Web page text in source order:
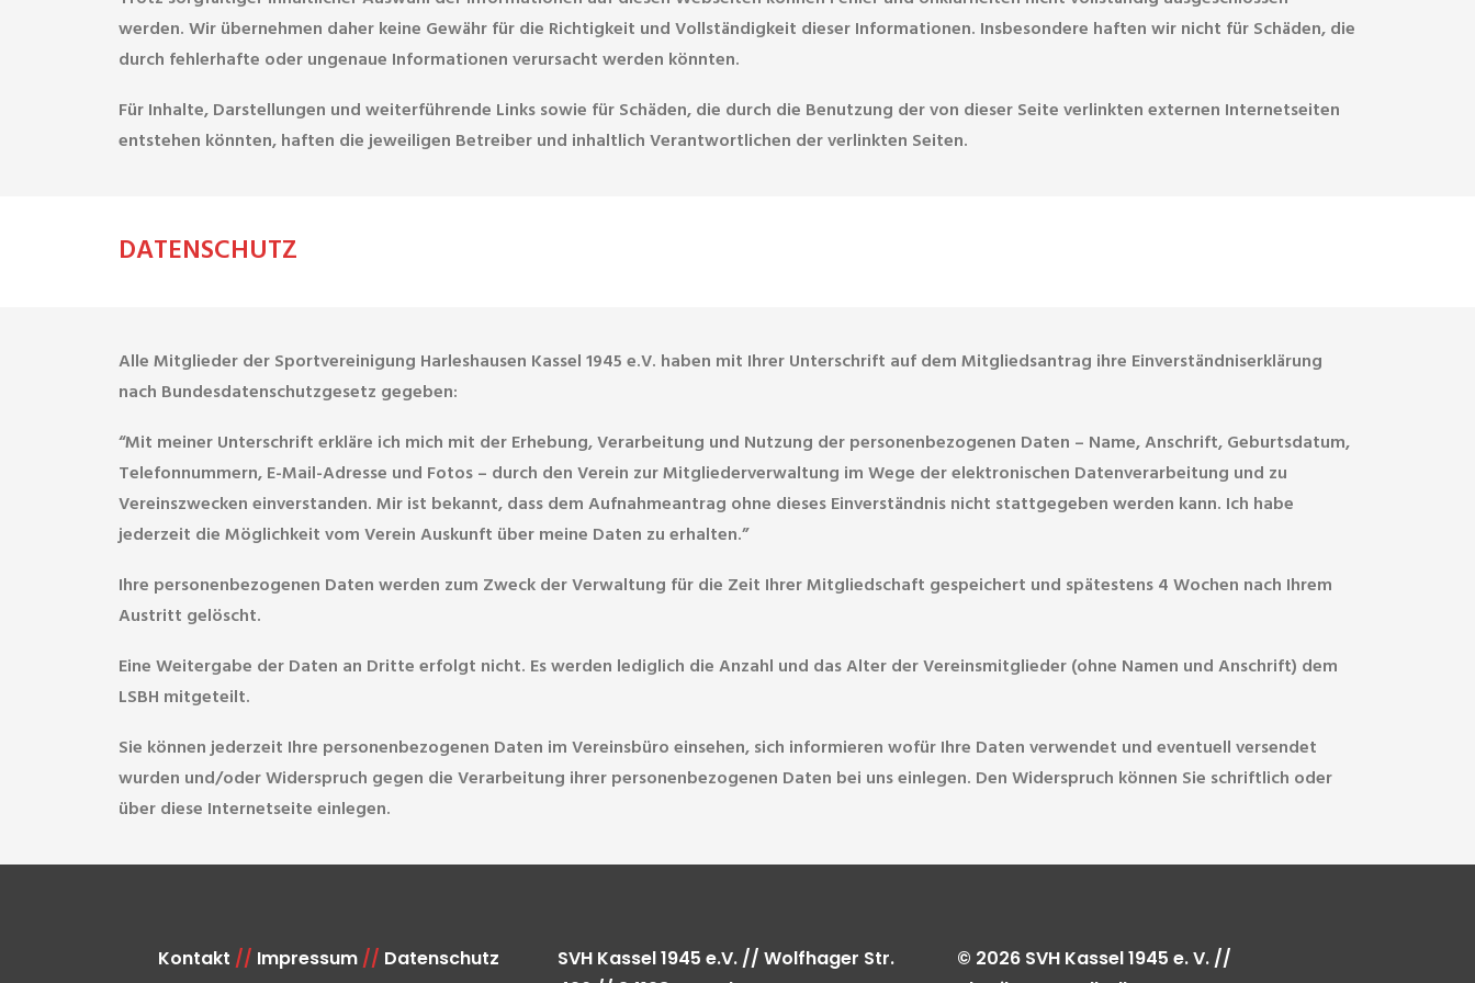
werden. Wir übernehmen daher keine Gewähr für die Richtigkeit und Vollständigkeit dieser Informationen. Insbesondere haften wir nicht für Schäden, die
durch fehlerhafte oder ungenaue Informationen verursacht werden könnten.
Für Inhalte, Darstellungen und weiterführende Links sowie für Schäden, die durch die Benutzung der von dieser Seite verlinkten externen Internetseiten
entstehen könnten, haften die jeweiligen Betreiber und inhaltlich Verantwortlichen der verlinkten Seiten.
DATENSCHUTZ
Alle Mitglieder der Sportvereinigung Harleshausen Kassel 1945 e.V. haben mit Ihrer Unterschrift auf dem Mitgliedsantrag ihre Einverständniserklärung
nach Bundesdatenschutzgesetz gegeben:
“Mit meiner Unterschrift erkläre ich mich mit der Erhebung, Verarbeitung und Nutzung der personenbezogenen Daten – Name, Anschrift, Geburtsdatum,
Telefonnum­mern, E-Mail­-Adresse und Fotos – durch den Verein zur Mitgliederverwaltung im Wege der elektronischen Datenverarbeitung und zu
Vereinszwecken einverstanden. Mir ist bekannt, dass dem Aufnahmeantrag ohne dieses Ein­verständnis nicht stattgegeben werden kann. Ich habe
jederzeit die Möglichkeit vom Verein Auskunft über meine Daten zu erhalten.”
Ihre personenbezogenen Daten werden zum Zweck der Verwaltung für die Zeit Ihrer Mitgliedschaft gespeichert und spätestens 4 Wochen nach Ihrem
Austritt gelöscht.
Eine Weitergabe der Daten an Dritte erfolgt nicht. Es werden lediglich die Anzahl und das Alter der Vereinsmitglieder (ohne Namen und Anschrift) dem
LSBH mitgeteilt.
Sie können jederzeit Ihre personenbezogenen Daten im Vereinsbüro einsehen, sich informieren wofür Ihre Daten verwendet und eventuell versendet
wurden und/oder Widerspruch gegen die Verarbeitung ihrer personenbezogenen Daten bei uns einlegen. Den Widerspruch können Sie schriftlich oder
über diese Internetseite einlegen.
Kontakt // Impressum // Datenschutz
SVH Kassel 1945 e.V. // Wolfhager Str.
© 2026 SVH Kassel 1945 e. V. //